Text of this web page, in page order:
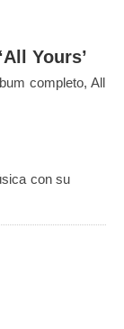
Yours’
completo, All
con su